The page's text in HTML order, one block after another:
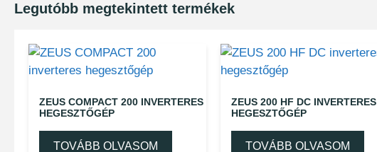
Legutóbb megtekintett termékek
ZEUS COMPACT 200 INVERTERES
HEGESZTŐGÉP
TOVÁBB OLVASOM
ZEUS 200 HF DC INVERTERES
HEGESZTŐGÉP
TOVÁBB OLVASOM